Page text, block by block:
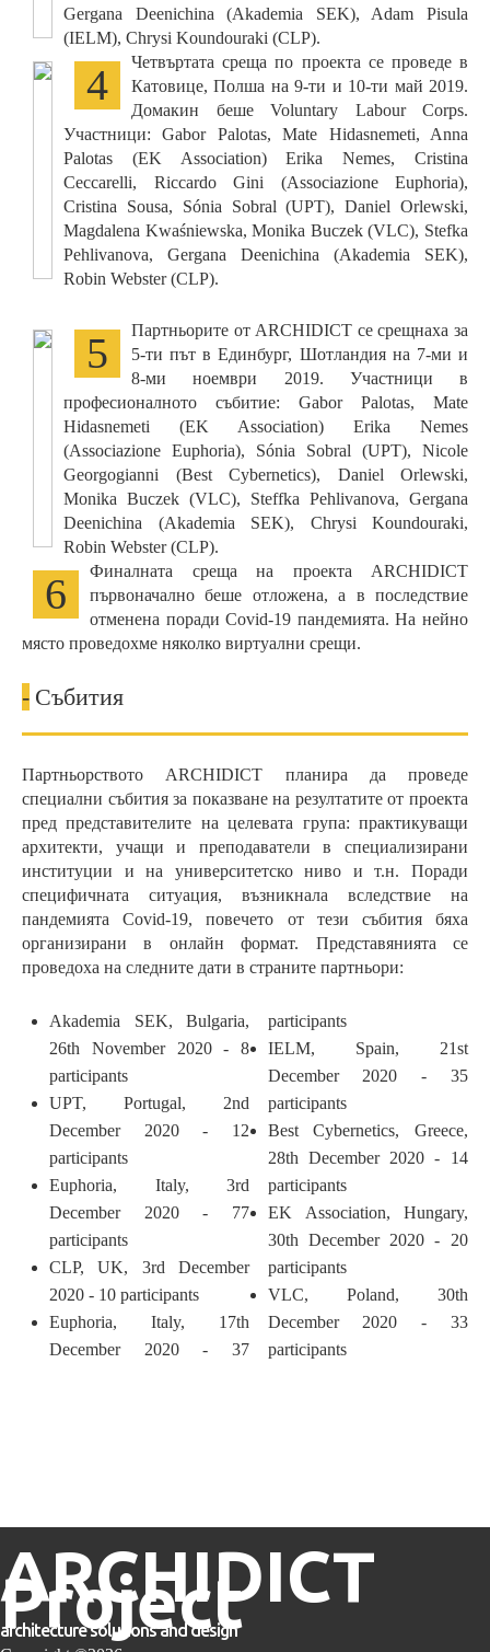
Gergana Deenichina (Akademia SEK), Adam Pisula
(IELM), Chrysi Koundouraki (CLP).
4
Четвъртата среща по проекта се проведе в
Катовице, Полша на 9-ти и 10-ти май 2019.
Домакин беше Voluntary Labour Corps.
Участници: Gabor Palotas, Mate Hidasnemeti, Anna
Palotas (EK Association) Erika Nemes, Cristina
Ceccarelli, Riccardo Gini (Associazione Euphoria),
Cristina Sousa, Sónia Sobral (UPT), Daniel Orlewski,
Magdalena Kwaśniewska, Monika Buczek (VLC), Stefka
Pehlivanova, Gergana Deenichina (Akademia SEK),
Robin Webster (CLP).
5
Партньорите от ARCHIDICT се срещнаха за
5-ти път в Единбург, Шотландия на 7-ми и
8-ми ноември 2019. Участници в
професионалното събитие: Gabor Palotas, Mate
Hidasnemeti (EK Association) Erika Nemes
(Associazione Euphoria), Sónia Sobral (UPT), Nicole
Georgogianni (Best Cybernetics), Daniel Orlewski,
Monika Buczek (VLC), Steffka Pehlivanova, Gergana
Deenichina (Akademia SEK), Chrysi Koundouraki,
Robin Webster (CLP).
6
Финалната среща на проекта ARCHIDICT
първоначално беше отложена, а в последствие
отменена поради Covid-19 пандемията. На нейно
място проведохме няколко виртуални срещи.
- Събития
Партньорството ARCHIDICT планира да проведе
специални събития за показване на резултатите от проекта
пред представителите на целевата група: практикуващи
архитекти, учащи и преподаватели в специализирани
институции и на университетско ниво и т.н. Поради
специфичната ситуация, възникнала вследствие на
пандемията Covid-19, повечето от тези събития бяха
организирани в онлайн формат. Представянията се
проведоха на следните дати в страните партньори:
Akademia SEK, Bulgaria,
26th November 2020 - 8
participants
UPT, Portugal, 2nd
December 2020 - 12
participants
Euphoria, Italy, 3rd
December 2020 - 77
participants
CLP, UK, 3rd December
2020 - 10 participants
Euphoria, Italy, 17th
December 2020 - 37
participants
IELM, Spain, 21st
December 2020 - 35
participants
Best Cybernetics, Greece,
28th December 2020 - 14
participants
EK Association, Hungary,
30th December 2020 - 20
participants
VLC, Poland, 30th
December 2020 - 33
participants
ARCHIDICT
Project
architecture solutions and design